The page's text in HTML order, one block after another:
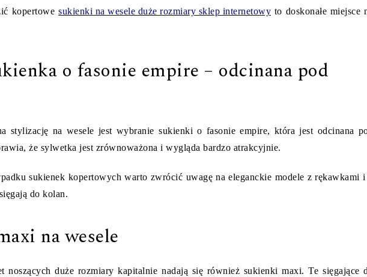
kopertowe sukienki na wesele duże rozmiary sklep internetowy to doskonałe miejsce
o fasonie empire – odcinana pod
stylizację na wesele jest wybranie sukienki o fasonie empire, która jest odcinana
że sylwetka jest zrównoważona i wygląda bardzo atrakcyjnie.
sukienek kopertowych warto zwrócić uwagę na eleganckie modele z rękawkami
do kolan.
na wesele
noszących duże rozmiary kapitalnie nadają się również sukienki maxi. Te sięgające